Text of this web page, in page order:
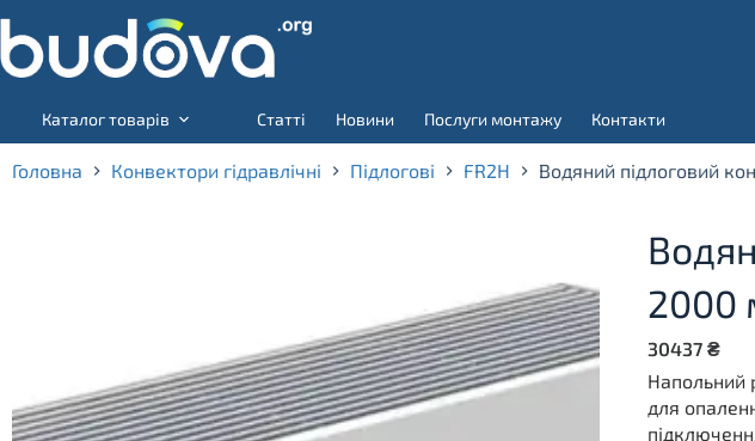
to
content
Каталог товарів
Статті Новини Послуги монтажу Контакти
Головна Конвектори гідравлічні Підлогові FR2H Водяний підлоговий
2000
30437₴
Напольний
для